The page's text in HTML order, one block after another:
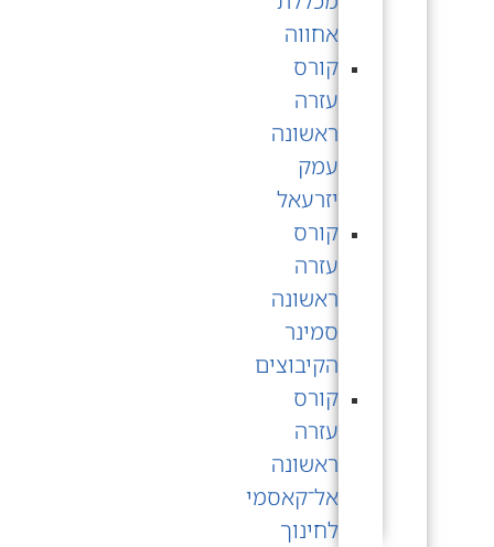
אחווה
קורס
עזרה
ראשונה
עמק
יזרעאל
קורס
עזרה
ראשונה
סמינר
הקיבוצים
קורס
עזרה
ראשונה
אל־קאסמי
לחינוך